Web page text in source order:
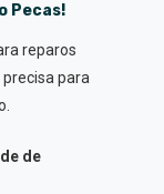
Pecas!
reparos
para
de